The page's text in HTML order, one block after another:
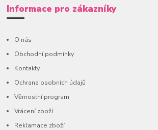
Informace pro zákazníky
O nás
Obchodní podmínky
Kontakty
Ochrana osobních údajů
Věrnostní program
Vrácení zboží
Reklamace zboží